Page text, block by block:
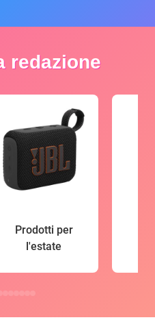
redazione
Prodotti per
l'estate